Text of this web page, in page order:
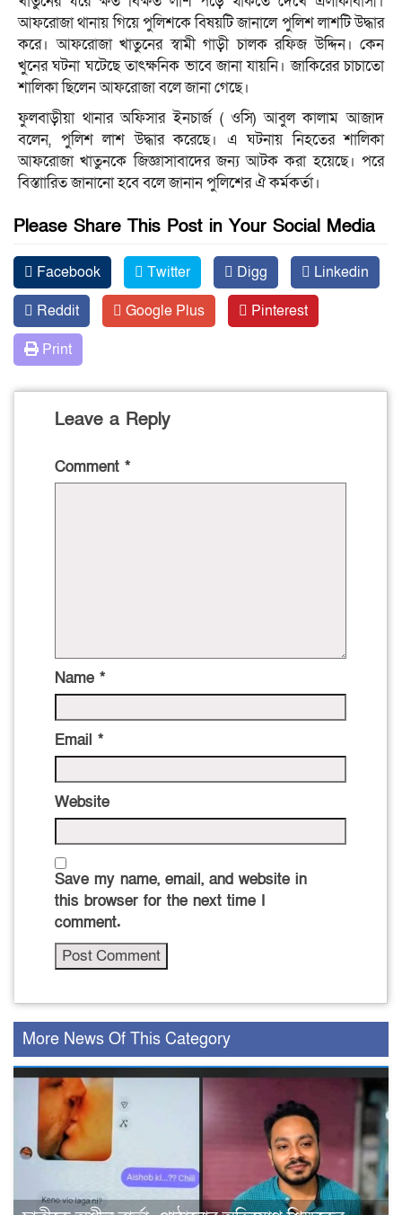
আফরোজা থানায় গিয়ে পুলিশকে বিষয়টি জানালে পুলিশ লাশটি উদ্ধার
করে। আফরোজা খাতুনের স্বামী গাড়ী চালক রফিজ উদ্দিন। কেন
খুনের ঘটনা ঘটেছে তাৎক্ষনিক ভাবে জানা যায়নি। জাকিরের চাচাতো
শালিকা ছিলেন আফরোজা বলে জানা গেছে।
ফুলবাড়ীয়া থানার অফিসার ইনচার্জ ( ওসি) আবুল কালাম আজাদ
বলেন, পুলিশ লাশ উদ্ধার করেছে। এ ঘটনায় নিহতের শালিকা
আফরোজা খাতুনকে জিজ্ঞাসাবাদের জন্য আটক করা হয়েছে। পরে
বিস্তাারিত জানানো হবে বলে জানান পুলিশের ঐ কর্মকর্তা।
Please Share This Post in Your Social Media
Facebook Twitter Digg
Linkedin
Reddit
Google Plus
Pinterest
Print
Leave a Reply
Comment *
Name *
Email *
Website
Save my name, email, and website in
this browser for the next time I
comment.
More News Of This Category